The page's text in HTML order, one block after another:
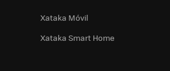
Xataka Móvil
Xataka Smart Home